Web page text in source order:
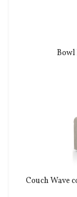
Bowl
Couch Wave